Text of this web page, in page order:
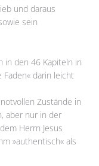
und daraus
sein
in den 46 Kapiteln in
Faden« darin leicht
Zustände in
aber nur in der
Herrn Jesus
»authentisch« als